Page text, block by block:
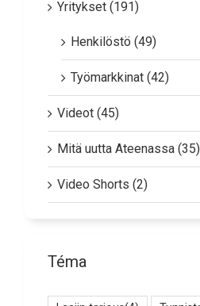
Yritykset (191)
Henkilöstö (49)
Työmarkkinat (42)
Videot (45)
Mitä uutta Ateenassa (35)
Video Shorts (2)
Téma